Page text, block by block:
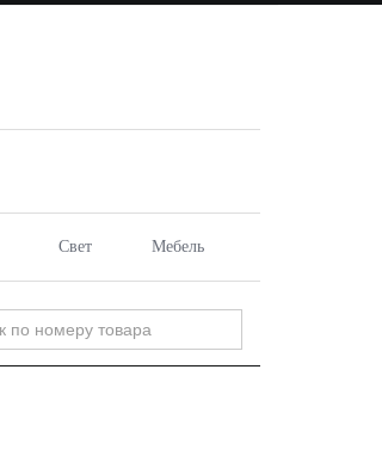
Свет Мебель